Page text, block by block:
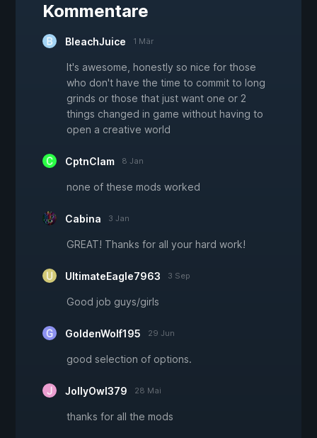
Kommentare
BleachJuice 1 Mär
It's awesome, honestly so nice for those
who don't have the time to commit to long
grinds or those that just want one or 2
things changed in game without having to
open a creative world
CptnClam 8 Jan
none of these mods worked
Cabina 3 Jan
GREAT! Thanks for all your hard work!
UltimateEagle7963 3 Sep
Good job guys/girls
GoldenWolf195 29 Jun
good selection of options.
JollyOwl379 28 Mai
thanks for all the mods